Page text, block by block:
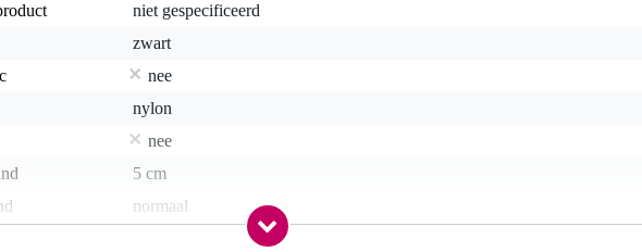
niet gespecificeerd
zwart
nee
nylon
nee
5 cm
normaal